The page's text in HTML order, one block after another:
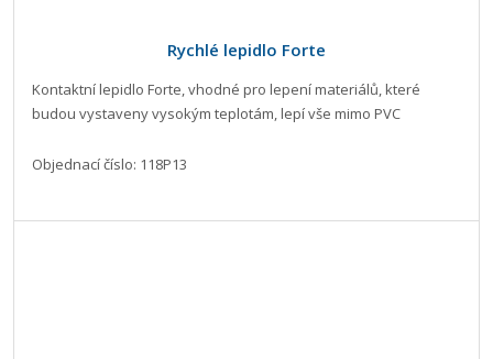
Rychlé lepidlo Forte
Kontaktní lepidlo Forte, vhodné pro lepení materiálů, které
budou vystaveny vysokým teplotám, lepí vše mimo PVC
Objednací číslo: 118P13